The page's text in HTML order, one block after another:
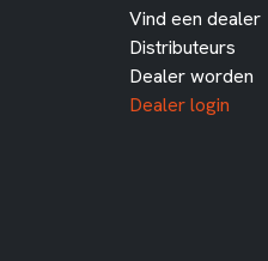
Vind een dealer
Distributeurs
Dealer worden
Dealer login